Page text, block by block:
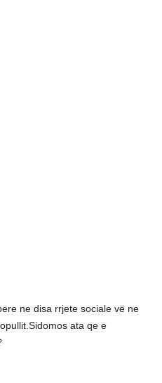
ne disa rrjete sociale vë ne
ata qe e